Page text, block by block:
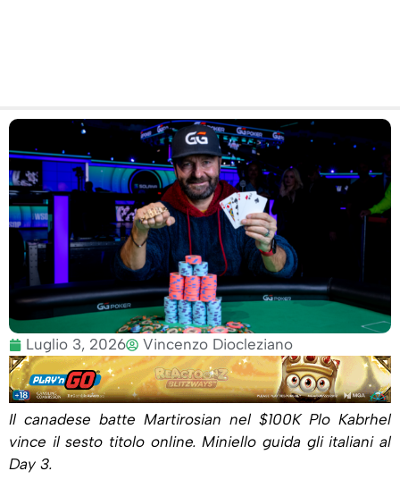
Luglio 3, 2026 Vincenzo Diocleziano
Il canadese batte Martirosian nel $100K Plo Kabrhel
vince il sesto titolo online. Miniello guida gli italiani al
Day 3.